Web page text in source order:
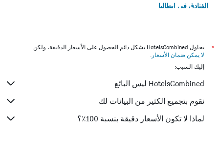
الفنادق في إيطاليا
*
يحاول HotelsCombined بشكل دائم الحصول على الأسعار الدقيقة، ولكن
لا يمكن ضمان الأسعار .
إليك السبب:
HotelsCombined ليس البائع
نقوم بتجميع الكثير من البيانات لك
لماذا لا تكون الأسعار دقيقة بنسبة 100٪؟